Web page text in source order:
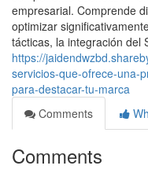
empresarial. Comprende
optimizar
tácticas, la integración del
https://
servicios-que-ofrece-una-
para-destacar-tu-marca
Comments
Comments